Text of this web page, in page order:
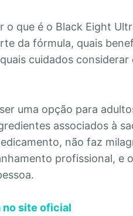
que é o Black Eight
da fórmula, quais
cuidados considerar
uma opção para
associados à
não faz
profissional, e
no site oficial